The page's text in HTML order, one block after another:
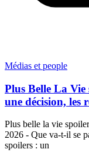
Médias et people
Plus Belle La
une décision, les
Plus belle la vie
2026 - Que va-t-il se
spoilers : un